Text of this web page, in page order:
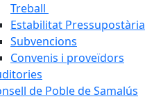
Treball
Estabilitat Pressupostària
Subvencions
Convenis i proveïdors
de Poble de Samalús